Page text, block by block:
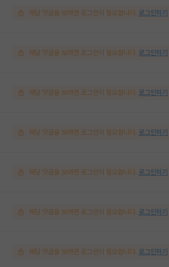
해당 댓글을 보려면 로그인이 필요합니다. 로그인하기
해당 댓글을 보려면 로그인이 필요합니다. 로그인하기
해당 댓글을 보려면 로그인이 필요합니다. 로그인하기
해당 댓글을 보려면 로그인이 필요합니다. 로그인하기
해당 댓글을 보려면 로그인이 필요합니다. 로그인하기
해당 댓글을 보려면 로그인이 필요합니다. 로그인하기
해당 댓글을 보려면 로그인이 필요합니다. 로그인하기